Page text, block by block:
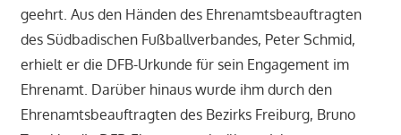
geehrt. Aus den Händen des Ehrenamtsbeauftragten
des Südbadischen Fußballverbandes, Peter Schmid,
erhielt er die DFB-Urkunde für sein Engagement im
Ehrenamt. Darüber hinaus wurde ihm durch den
Ehrenamtsbeauftragten des Bezirks Freiburg, Bruno